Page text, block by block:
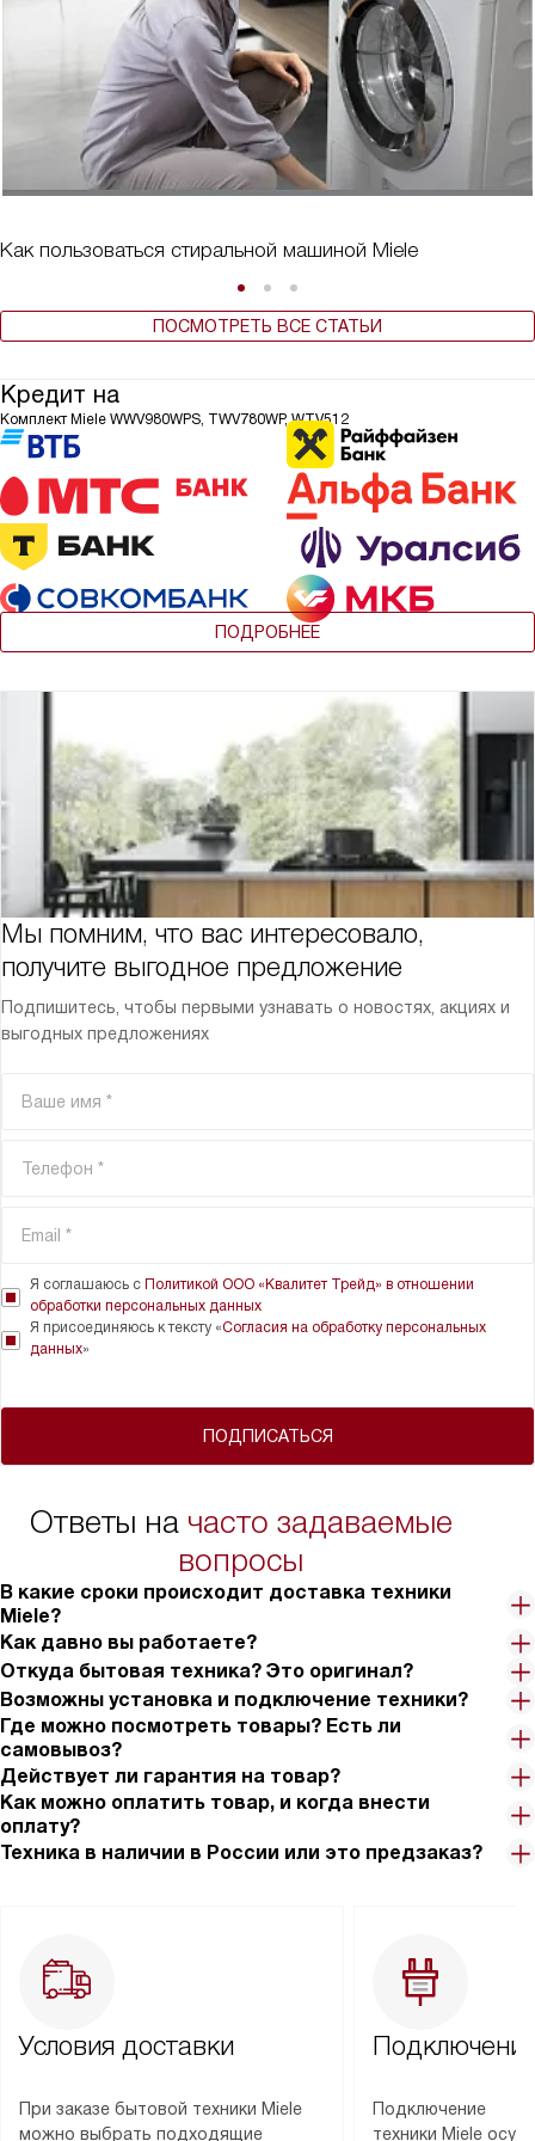
Как пользоваться стиральной машиной Miele
ПОСМОТРЕТЬ ВСЕ СТАТЬИ
Кредит на
Комплект Miele WWV980WPS, TWV780WP, WTV512
ПОДРОБНЕЕ
Мы помним, что вас интересовало,
получите выгодное предложение
Подпишитесь, чтобы первыми узнавать о новостях, акциях и
выгодных предложениях
ПОДПИСАТЬСЯ
Я соглашаюсь с Политикой ООО «Квалитет Трейд» в отношении
обработки персональных данных
Я присоединяюсь к тексту «Согласия на обработку персональных
данных»
Ответы на часто задаваемые
вопросы
В какие сроки происходит доставка техники
Miele?
Как давно вы работаете?
Откуда бытовая техника? Это оригинал?
Возможны установка и подключение техники?
Где можно посмотреть товары? Есть ли
самовывоз?
Действует ли гарантия на товар?
Как можно оплатить товар, и когда внести
оплату?
Техника в наличии в России или это предзаказ?
Условия доставки
При заказе бытовой техники Miele
можно выбрать подходящие
Подключение
техники Miele